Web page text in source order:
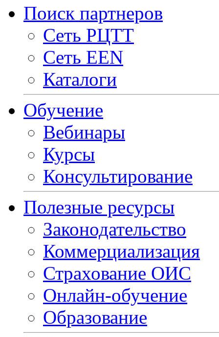
Поиск партнеров
Сеть РЦТТ
Сеть EEN
Каталоги
Обучение
Вебинары
Курсы
Консультирование
Полезные ресурсы
Законодательство
Коммерциализация
Страхование ОИС
Онлайн-обучение
Образование